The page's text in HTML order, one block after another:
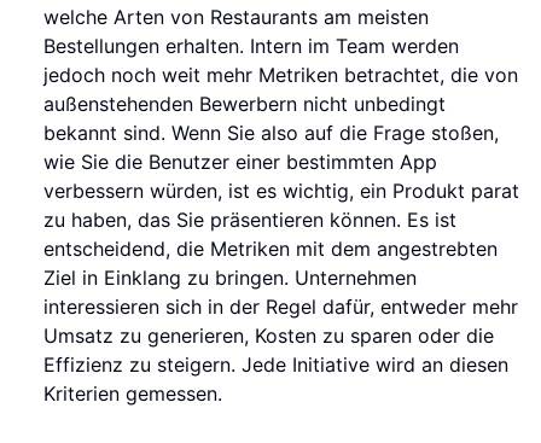
welche Arten von Restaurants am meisten
Bestellungen erhalten. Intern im Team werden
jedoch noch weit mehr Metriken betrachtet, die von
außenstehenden Bewerbern nicht unbedingt
bekannt sind. Wenn Sie also auf die Frage stoßen,
wie Sie die Benutzer einer bestimmten App
verbessern würden, ist es wichtig, ein Produkt parat
zu haben, das Sie präsentieren können. Es ist
entscheidend, die Metriken mit dem angestrebten
Ziel in Einklang zu bringen. Unternehmen
interessieren sich in der Regel dafür, entweder mehr
Umsatz zu generieren, Kosten zu sparen oder die
Effizienz zu steigern. Jede Initiative wird an diesen
Kriterien gemessen.